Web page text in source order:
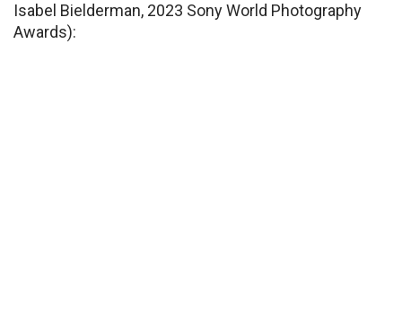
Isabel Bielderman, 2023 Sony World Photography
Awards):